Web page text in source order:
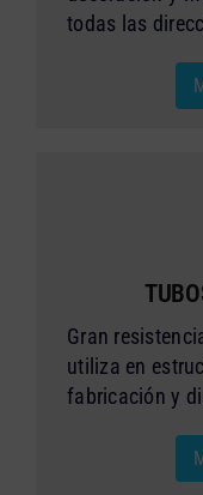
todas las
Gran
utiliza en
fabricación y